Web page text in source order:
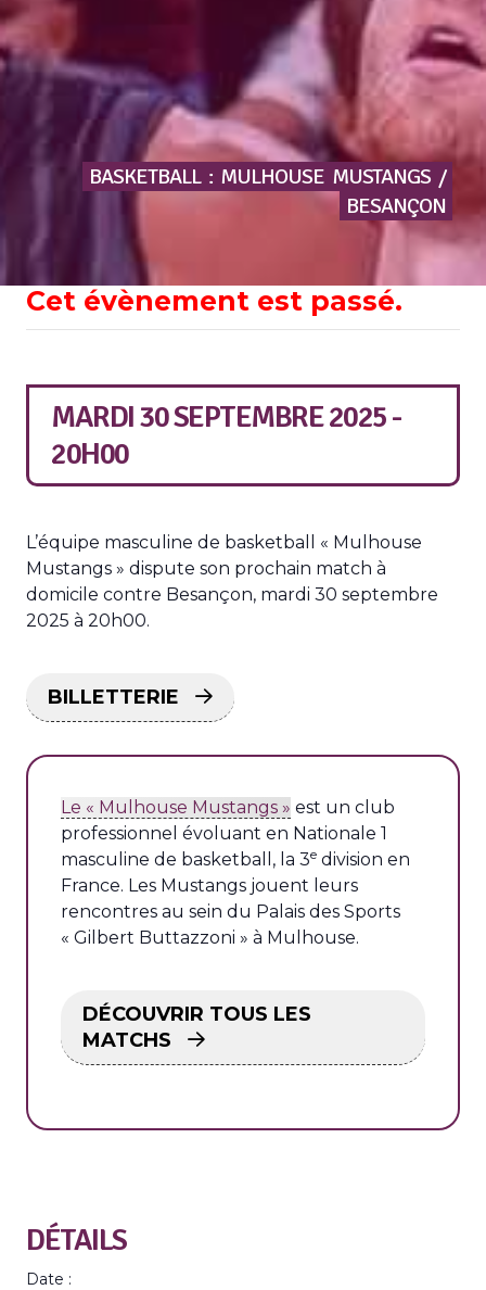
BASKETBALL : MULHOUSE MUSTANGS /
BESANÇON
Cet évènement est passé.
MARDI 30 SEPTEMBRE 2025 -
20H00
L’équipe masculine de basketball « Mulhouse
Mustangs » dispute son prochain match à
domicile contre Besançon, mardi 30 septembre
2025 à 20h00.
BILLETTERIE
Le « Mulhouse Mustangs » est un club
professionnel évoluant en Nationale 1
masculine de basketball, la 3e division en
France. Les Mustangs jouent leurs
rencontres au sein du Palais des Sports
« Gilbert Buttazzoni » à Mulhouse.
DÉCOUVRIR TOUS LES
MATCHS
DÉTAILS
Date :